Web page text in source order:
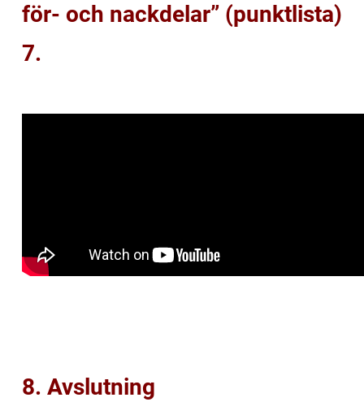
för- och nackdelar” (punktlista)
7.
8. Avslutning